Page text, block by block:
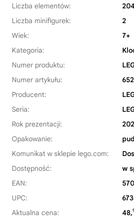
Liczba elementów:
204
Liczba minifigurek:
2
Wiek:
7+
Kategoria:
Numer produktu:
Numer artykułu:
Producent:
Seria:
Rok prezentacji:
Opakowanie:
Komunikat w sklepie lego.com:
Dostępność:
w
EAN:
UPC:
Aktualna cena:
48,